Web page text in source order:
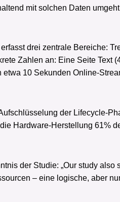
mit solchen Daten
drei zentrale Bereiche:
Zahlen an: Eine Seite Text
etwa 10 Sekunden Online-
der Lifecycle-
Hardware-Herstellung 61%
der Studie: „Our study
– eine logische, aber